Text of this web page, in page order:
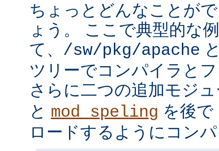
ちょっとどんなことが
ょう。 ここで典型的な
て、 /sw/pkg/apache
ツリーでコンパイラと
さらに二つの追加モジ
と mod_speling を後
ロードするようにコン